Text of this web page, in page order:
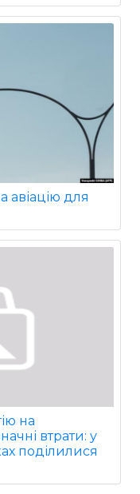
авіацію для
на
втрати: у
поділилися